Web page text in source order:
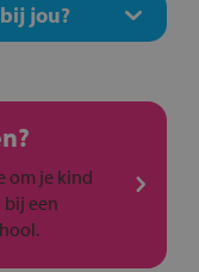
jou?
om je kind
bij een